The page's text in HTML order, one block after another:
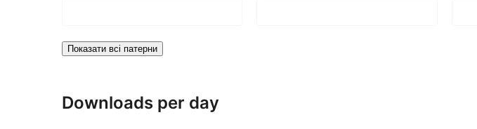
Показати всі патерни
Downloads per day